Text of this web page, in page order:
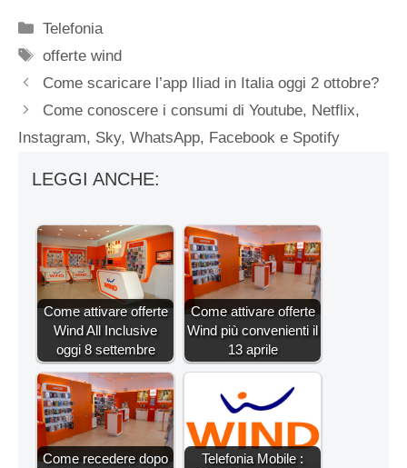
Categorie
Telefonia
Tag
offerte wind
Come scaricare l’app Iliad in Italia oggi 2 ottobre?
Come conoscere i consumi di Youtube, Netflix,
Instagram, Sky, WhatsApp, Facebook e Spotify
LEGGI ANCHE:
Come attivare offerte
Wind All Inclusive
oggi 8 settembre
Come attivare offerte
Wind più convenienti il
13 aprile
Come recedere dopo
Telefonia Mobile :